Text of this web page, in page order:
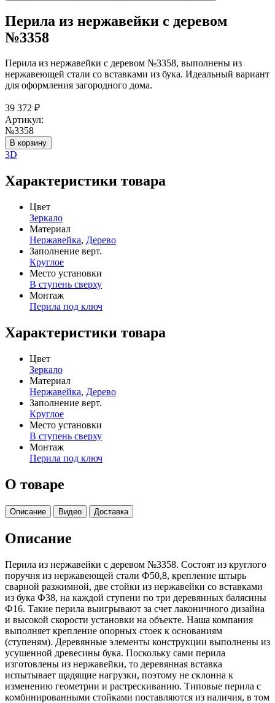
Перила из нержавейки с деревом
№3358
Перила из нержавейки с деревом №3358, выполнены из
нержавеющей стали со вставками из бука. Идеальный вариант
для оформления загородного дома.
39 372 ₽
Артикул:
№3358
В корзину
3D
Характеристики товара
Цвет
Зеркало
Материал
Нержавейка, Дерево
Заполнение верт.
Круглое
Место установки
В ступень сверху
Монтаж
Перила под ключ
Характеристики товара
Цвет
Зеркало
Материал
Нержавейка, Дерево
Заполнение верт.
Круглое
Место установки
В ступень сверху
Монтаж
Перила под ключ
О товаре
Описание Видео Доставка
Описание
Перила из нержавейки с деревом №3358. Состоят из круглого
поручня из нержавеющей стали Ф50,8, крепление штырь
сварной разжимной, две стойки из нержавейки со вставками
из бука Ф38, на каждой ступени по три деревянных балясины
Ф16. Такие перила выигрывают за счет лаконичного дизайна
и высокой скорости установки на объекте. Наша компания
выполняет крепление опорных стоек к основаниям
(ступеням). Деревянные элементы конструкции выполнены из
усушенной древесины бука. Поскольку сами перила
изготовлены из нержавейки, то деревянная вставка
испытывает щадящие нагрузки, поэтому не склонна к
изменению геометрии и растрескиванию. Типовые перила с
комбинированными стойками поставляются из наличия, в том